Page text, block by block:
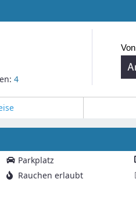
4
Von
Parkplatz
Rauchen erlaubt